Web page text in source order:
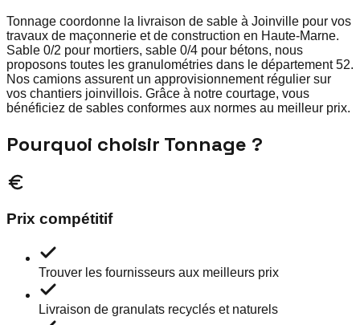
Tonnage coordonne la livraison de sable à Joinville pour vos
travaux de maçonnerie et de construction en Haute-Marne.
Sable 0/2 pour mortiers, sable 0/4 pour bétons, nous
proposons toutes les granulométries dans le département 52.
Nos camions assurent un approvisionnement régulier sur
vos chantiers joinvillois. Grâce à notre courtage, vous
bénéficiez de sables conformes aux normes au meilleur prix.
Pourquoi choisir Tonnage ?
Prix compétitif
Trouver les fournisseurs aux meilleurs prix
Livraison de granulats recyclés et naturels